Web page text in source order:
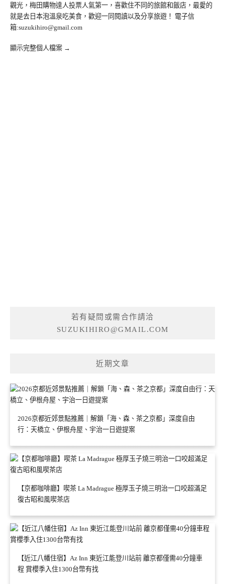
觀光，梅田購物達人投票人氣第一，喜歡住不同的旅館和飯店，最愛的
就是去日本泡溫泉吃美食，歡迎一同閱讀以及分享旅遊！ 電子信
箱:suzukihiro@gmail.com
顯示完整個人檔案 →
若有疑問或需合作請洽
SUZUKIHIRO@GMAIL.COM
近期文章
2026京都近郊景點推薦｜解鎖「海、森、茶之京都」深度自由
行：天橋立、伊根舟屋、宇治一日遊提案
【京都咖啡廳】喫茶 La Madrague 極厚玉子燒三明治一口咬超滿足
復古昭和風喫茶店
【近江八幡住宿】Az Inn 東近江能登川站前 離京都僅需40分鐘車
程 賞櫻季入住1300台幣有找